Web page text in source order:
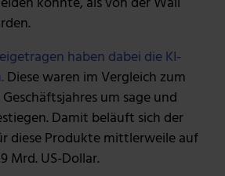
haben dabei die KI-
Diese waren im Vergleich zum
um sage und
Damit beläuft sich der
diese Produkte mittlerweile auf
Mrd. US-Dollar.